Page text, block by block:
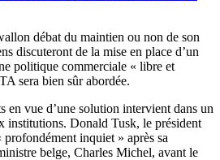
débat du maintien ou non de son
discuteront de la mise en place d’un
politique commerciale « libre et
sera bien sûr abordée.
en vue d’une solution intervient dans un
institutions. Donald Tusk, le président
inquiet » après sa
belge, Charles Michel, avant le